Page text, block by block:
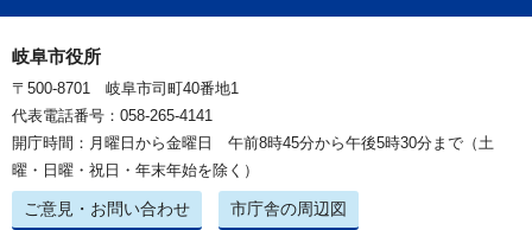
岐阜市役所
〒500-8701 岐阜市司町40番地1
代表電話番号：058-265-4141
開庁時間：月曜日から金曜日 午前8時45分から午後5時30分まで（土
曜・日曜・祝日・年末年始を除く）
ご意見・お問い合わせ 市庁舎の周辺図